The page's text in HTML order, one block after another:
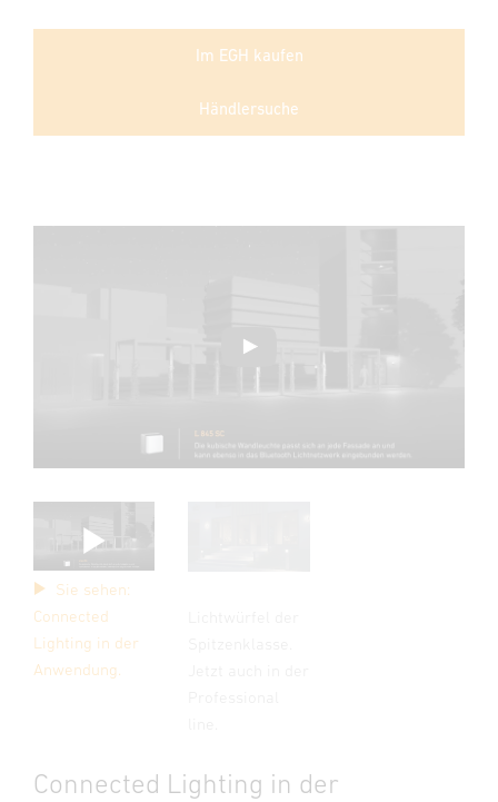
Im EGH kaufen
Händlersuche
Sie sehen:
Connected
Lighting in der
Anwendung.
Connected Lighting in der